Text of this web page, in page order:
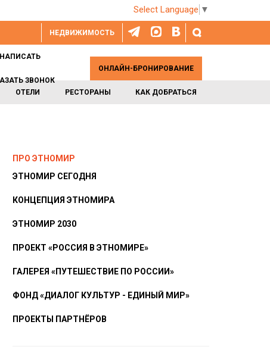
Select Language ▼
НЕДВИЖИМОСТЬ
ОТЕЛИ РЕСТОРАНЫ КАК ДОБРАТЬСЯ
НАПИСАТЬ
ЗВОНОК
ОНЛАЙН-БРОНИРОВАНИЕ
ПРО ЭТНОМИР
ЭТНОМИР СЕГОДНЯ
КОНЦЕПЦИЯ ЭТНОМИРА
ЭТНОМИР 2030
ПРОЕКТ «РОССИЯ В ЭТНОМИРЕ»
ГАЛЕРЕЯ «ПУТЕШЕСТВИЕ ПО РОССИИ»
ФОНД «ДИАЛОГ КУЛЬТУР - ЕДИНЫЙ МИР»
ПРОЕКТЫ ПАРТНЁРОВ